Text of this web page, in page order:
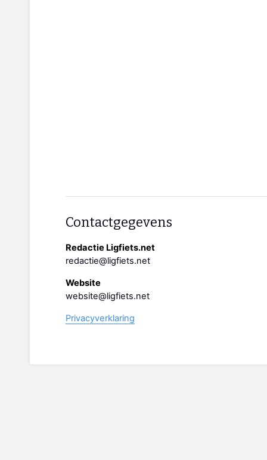
Contactgegevens
Redactie Ligfiets.net
redactie@ligfiets.net
Website
website@ligfiets.net
Privacyverklaring